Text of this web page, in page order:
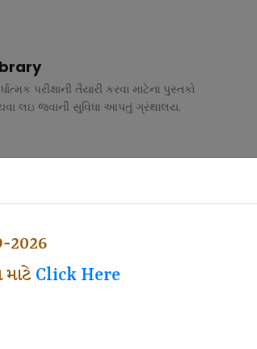
2026
માટે Click Here
પરીક્ષાની તૈયારી કરવા માટેના પુસ્તકો
લઇ જવાની સુવિધા આપતું ગ્રંથાલય.
Exam Class
વ્યવસ્થા ખર્ચ લઇ ચલાવતા વર્ગ.